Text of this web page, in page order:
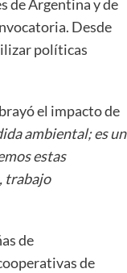
de Argentina y de
Desde
políticas
el impacto de
ambiental; es un
estas
trabajo
de
de